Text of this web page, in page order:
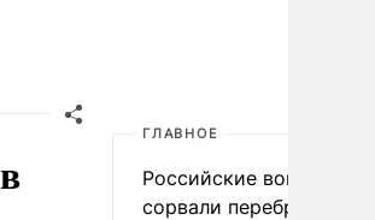
ГЛАВНОЕ
Российские войска
сорвали переброску